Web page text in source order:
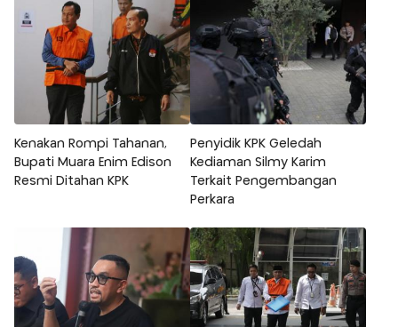
Kenakan Rompi Tahanan,
Bupati Muara Enim Edison
Resmi Ditahan KPK
Penyidik KPK Geledah
Kediaman Silmy Karim
Terkait Pengembangan
Perkara